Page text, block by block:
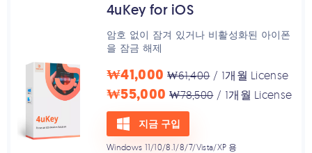
4uKey for iOS
암호 없이 잠겨 있거나 비활성화된 아이폰
을 잠금 해제
₩41,000 ₩61,400 / 1개월 License
₩55,000 ₩78,500 / 1개월 License
지금 구입
Windows 11/10/8.1/8/7/Vista/XP 용